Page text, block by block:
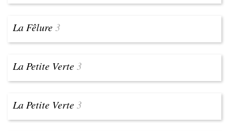
La Fêlure3
La Petite Verte3
La Petite Verte3